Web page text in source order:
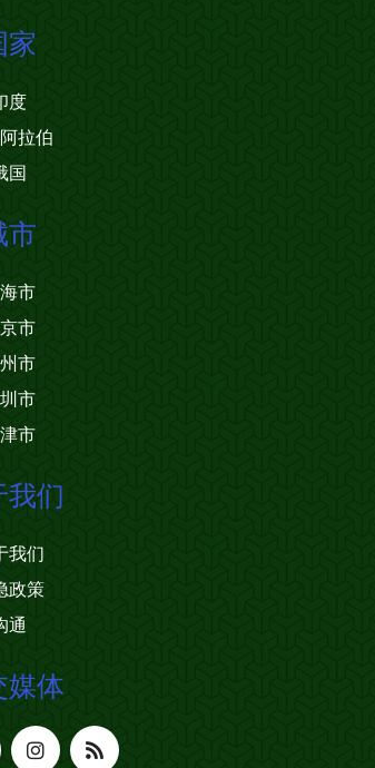
家
度
拉伯
国
市
市
市
市
市
市
我们
我们
政策
通
媒体